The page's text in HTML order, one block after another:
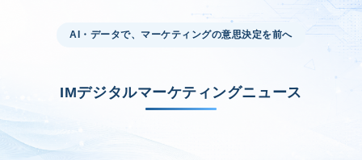
AI・データで、マーケティングの意思決定を前へ
IMデジタルマーケティングニュース